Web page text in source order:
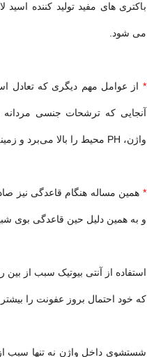
باکتری ‌های مفید تولید کننده اسید
می ‌شود.
* از عوامل مهم دیگری که تعادل
واژن، PH محیط را بالا می‌برد و زمینه را جهت ابتلا به عفونت فراهم می ‌کند.
*
و به همین دلیل حین قاعدگی بوی
استفاده از آنتی ‌بیوتیک سبب از
که خود احتمال بروز عفونت را
شستشوی داخل واژن نه تنها سبب